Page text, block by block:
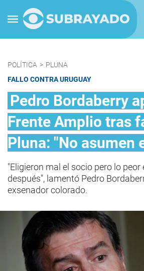
POLÍTICA > PLUNA
FALLO CONTRA URUGUAY
Pedro Bordaberry
Frente Amplio tras
Pluna: "No asumen
"Eligieron mal el socio pero lo
después", lamentó Pedro
exsenador colorado.